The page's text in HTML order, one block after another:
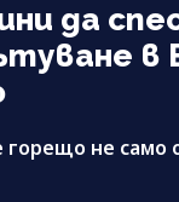
да
в
горещо не само